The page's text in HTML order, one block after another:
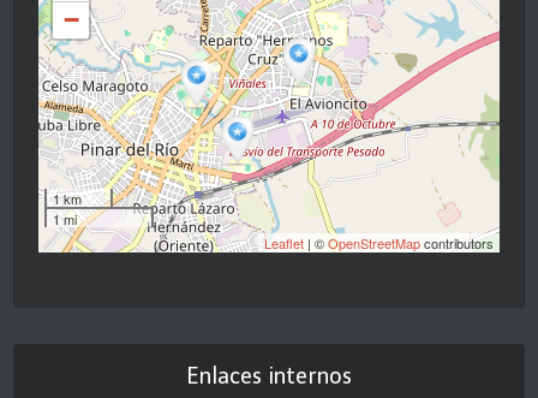
−
1 km
1 mi
Leaflet| ©OpenStreetMapcontributors
Enlaces internos